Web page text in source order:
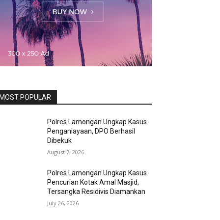
POPULAR
Polres Lamongan Ungkap Kasus
Penganiayaan, DPO Berhasil
Dibekuk
August 7, 2026
Polres Lamongan Ungkap Kasus
Pencurian Kotak Amal Masjid,
Tersangka Residivis Diamankan
July 26, 2026